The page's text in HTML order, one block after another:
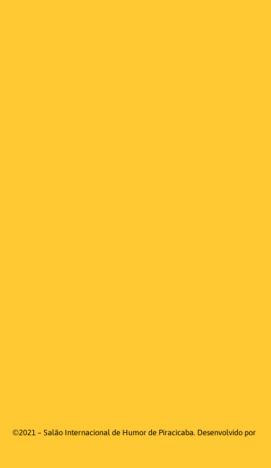
©2021 – Salão Internacional de Humor de Piracicaba. Desenvolvido por